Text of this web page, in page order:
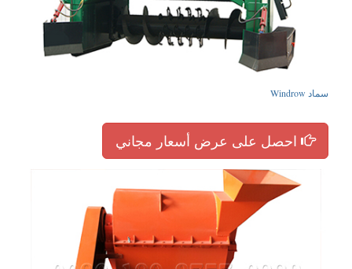
سماد Windrow
احصل على عرض أسعار مجاني